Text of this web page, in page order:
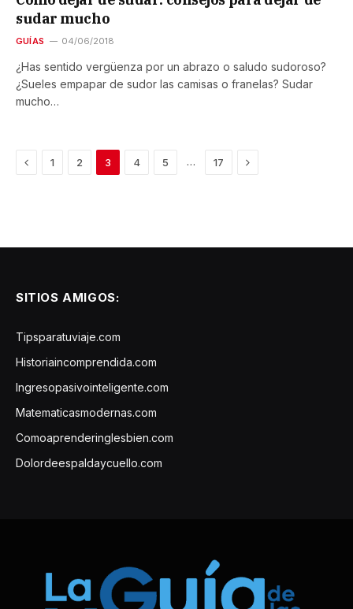
sudar mucho
GUÍAS 04/06/2018
¿Has sentido vergüenza por un abrazo o saludo sudoroso?
¿Sueles empapar de sudor las camisas o franelas? Sudar
mucho…
Previous
1 2 3 4 5 … 17 Next
SITIOS AMIGOS:
Tipsparatuviaje.com
Historiaincomprendida.com
Ingresopasivointeligente.com
Matematicasmodernas.com
Comoaprenderinglesbien.com
Dolordeespaldaycuello.com